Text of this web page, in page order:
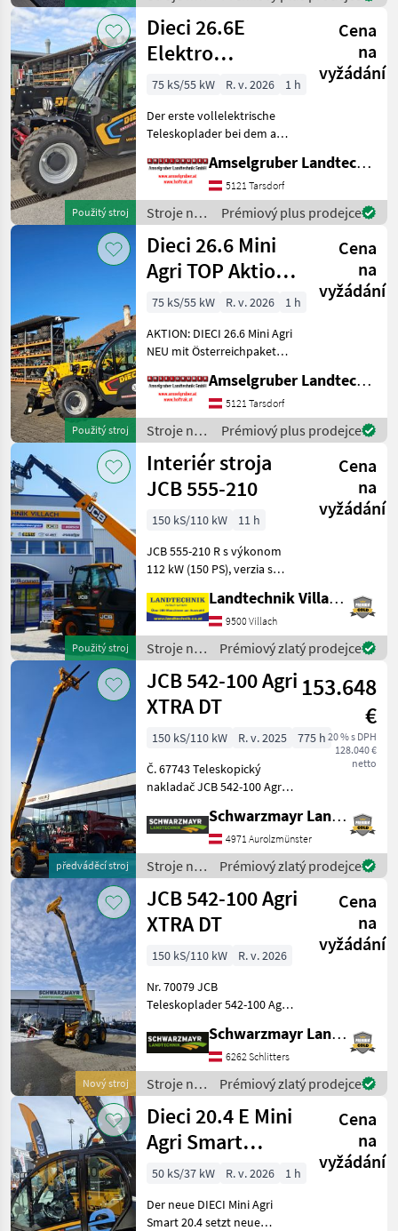
Mini Agri) -Echt
stavbu /
Dieci
Použitý stroj
Dieci 26.6E
Elektro
Teleskoplader
Österreichpaket
Cena
na
vyžádání
75 kS/55 kW R. v. 2026
1 h
Der erste vollelektrische
Teleskoplader bei dem an
wurde - MADE BY DIECI!
AKTION: DIECI 26.6 E
Elektro Mini Agri NEU mit
Österreichpaket (TOP
Amselgruber Landtechnik GmbH
5121 Tarsdorf
Stroje na
stavbu /
Dieci
Prémiový plus prodejce
Použitý stroj
Dieci 26.6 Mini
Agri TOP Aktion
mit
Österreichpaket
Cena
na
vyžádání
75 kS/55 kW R. v. 2026
1 h
AKTION: DIECI 26.6 Mini Agri
NEU mit Österreichpaket
Kg Traglast -578cm
Hubhöhe
Werkzeugunterkante -Unter
200cm Bauhöhe -75 PS 4
Zylind
Amselgruber Landtechnik GmbH
5121 Tarsdorf
Stroje na
stavbu /
Dieci
Prémiový plus prodejce
Použitý stroj
Interiér stroja
JCB 555-210
Cena
na
vyžádání
150 kS/110 kW
11 h
JCB 555-210 R s výkonom
112 kW (150 PS), verzia s
palcový displej Load
Management s
automatickou detekciou
príslušenstva, kabína s
kúrením a kl
Landtechnik Villach GmbH
9500 Villach
Stroje na
stavbu /
JCB
Prémiový zlatý prodejce
předváděcí stroj
JCB 542-100 Agri
XTRA DT
153.648
€
20 % s DPH
128.040 €
netto
150 kS/110 kW R. v. 2025
775 h
Č. 67743 Teleskopický
nakladač JCB 542-100 Agri
silou 4, 2 tony - s výškou
zdvihu 9, 8 metra - s 4-
valcovým motorom JCB
Dieselmax Common Rail
Schwarzmayr Landtechnik GmbH - Aurolzmünster
4971 Aurolzmünster
Stroje na
stavbu /
JCB
Prémiový zlatý prodejce
Nový stroj
JCB 542-100 Agri
XTRA DT
Cena
na
vyžádání
150 kS/110 kW
R. v. 2026
Nr. 70079 JCB
Teleskoplader 542-100 Agri
Tonnen - mit Hubhöhe 9, 8
Meter - mit 150PS 4 Zylinder
JCB Dieselmax Common
Rail (bis 2000b
Schwarzmayr Landtechnik GmbH - Schlitters
6262 Schlitters
Stroje na
stavbu /
JCB
Prémiový zlatý prodejce
Dieci 20.4 E Mini
Agri Smart
ELEKTRO
Teleskoplader
TOP
Cena
na
vyžádání
50 kS/37 kW R. v. 2026
1 h
Der neue DIECI Mini Agri
Smart 20.4 setzt neue